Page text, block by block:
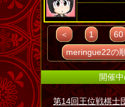
＜ 1 60
meringue22の
開催
第14回王位戦棋士